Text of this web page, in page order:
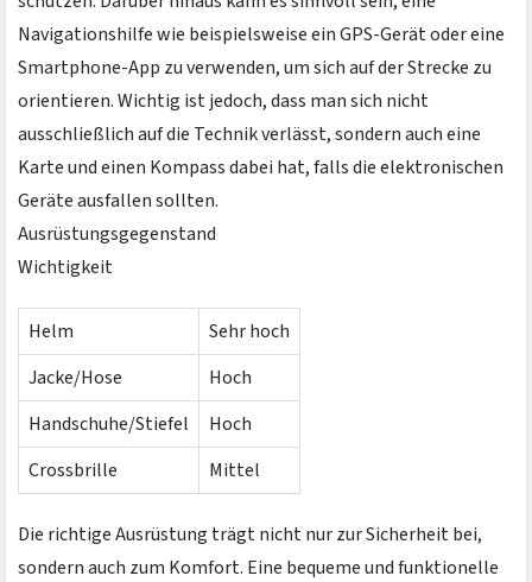
Navigationshilfe wie beispielsweise ein GPS-Gerät oder eine
Smartphone-App zu verwenden, um sich auf der Strecke zu
orientieren. Wichtig ist jedoch, dass man sich nicht
ausschließlich auf die Technik verlässt, sondern auch eine
Karte und einen Kompass dabei hat, falls die elektronischen
Geräte ausfallen sollten.
Ausrüstungsgegenstand
Wichtigkeit
Helm
Sehr hoch
Jacke/Hose
Hoch
Handschuhe/Stiefel
Hoch
Crossbrille
Mittel
Die richtige Ausrüstung trägt nicht nur zur Sicherheit bei,
sondern auch zum Komfort. Eine bequeme und funktionelle